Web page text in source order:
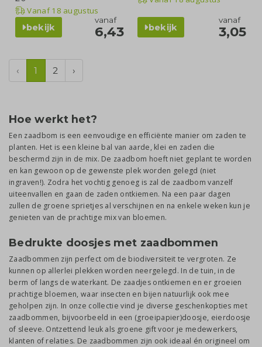
Vanaf18 augustus
bekijk
vanaf
6,43 bekijk
vanaf
3,05
‹ 1 2 ›
Hoe werkt het?
Een zaadbom is een eenvoudige en efficiënte manier om zaden te
planten. Het is een kleine bal van aarde, klei en zaden die
beschermd zijn in de mix. De zaadbom hoeft niet geplant te worden
en kan gewoon op de gewenste plek worden gelegd (niet
ingraven!). Zodra het vochtig genoeg is zal de zaadbom vanzelf
uiteenvallen en gaan de zaden ontkiemen. Na een paar dagen
zullen de groene sprietjes al verschijnen en na enkele weken kun je
genieten van de prachtige mix van bloemen.
Bedrukte doosjes met zaadbommen
Zaadbommen zijn perfect om de biodiversiteit te vergroten. Ze
kunnen op allerlei plekken worden neergelegd. In de tuin, in de
berm of langs de waterkant. De zaadjes ontkiemen en er groeien
prachtige bloemen, waar insecten en bijen natuurlijk ook mee
geholpen zijn. In onze collectie vind je diverse geschenkopties met
zaadbommen, bijvoorbeeld in een (groeipapier)doosje, eierdoosje
of sleeve. Ontzettend leuk als groene gift voor je medewerkers,
klanten of relaties. De zaadbommen zijn ook ideaal én origineel om